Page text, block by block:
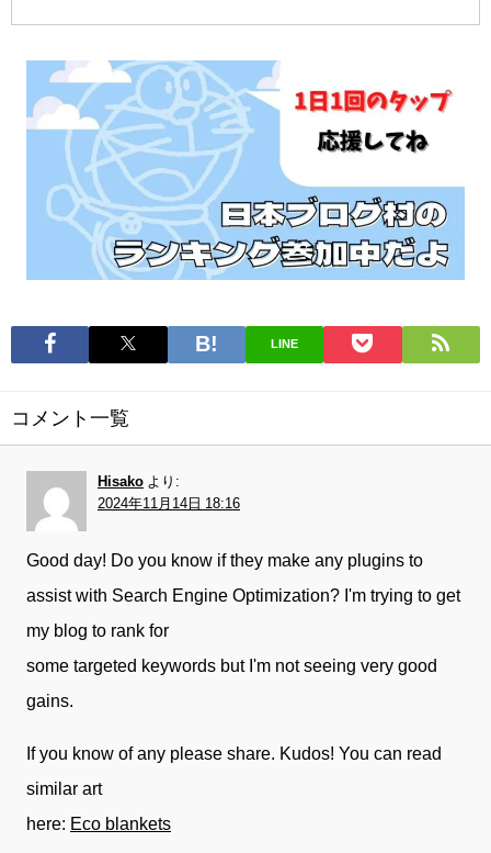
ン
で
む
LINE
コメント一覧
Hisako より:
2024年11月14日 18:16
Good day! Do you know if they make any plugins to
assist with Search Engine Optimization? I'm trying to get
my blog to rank for
some targeted keywords but I'm not seeing very good
gains.
If you know of any please share. Kudos! You can read
similar art
here: Eco blankets